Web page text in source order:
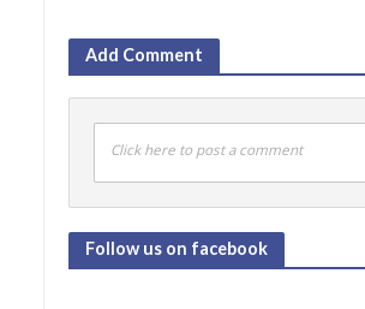
Add Comment
Click here to post a comment
Follow us on facebook